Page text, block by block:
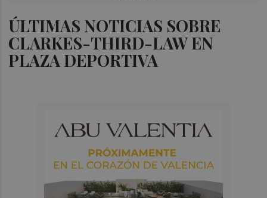
ÚLTIMAS NOTICIAS SOBRE
CLARKES-THIRD-LAW EN
PLAZA DEPORTIVA